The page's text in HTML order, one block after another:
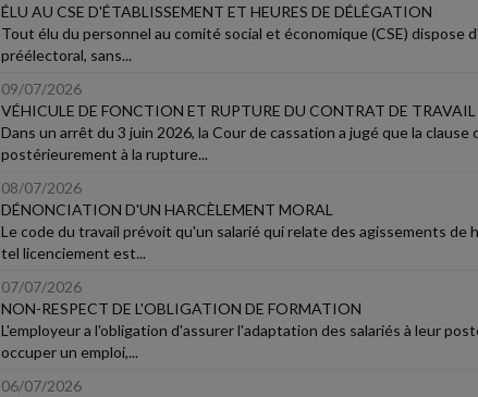
ÉLU AU CSE D'ÉTABLISSEMENT ET HEURES DE DÉLÉGATION
Tout élu du personnel au comité social et économique (CSE)
préélectoral, sans...
09/07/2026
VÉHICULE DE FONCTION ET RUPTURE DU CONTRAT DE TRAVAIL
Dans un arrêt du 3 juin 2026, la Cour de cassation a jugé que la
postérieurement à la rupture...
08/07/2026
DÉNONCIATION D'UN HARCÈLEMENT MORAL
Le code du travail prévoit qu'un salarié qui relate des agissements
tel licenciement est...
07/07/2026
NON-RESPECT DE L'OBLIGATION DE FORMATION
L'employeur a l'obligation d'assurer l'adaptation des salariés à leur
occuper un emploi,...
06/07/2026